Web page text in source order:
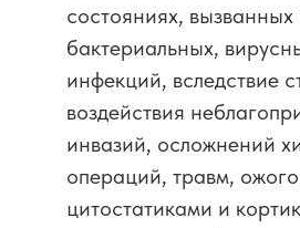
состояниях, вызванных
бактериальных,
инфекций, вследствие
воздействия
инвазий, осложнений
операций, травм,
цитостатиками и